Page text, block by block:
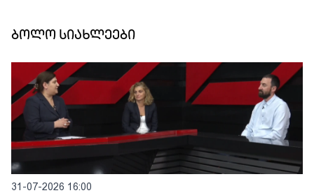
ბოლო სიახლეები
31-07-2026 16:00